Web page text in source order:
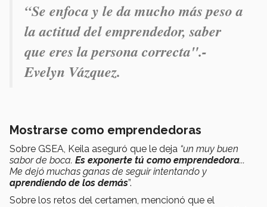
“Se enfoca y le da mucho más peso a
la actitud del emprendedor, saber
que eres la persona correcta".-
Evelyn Vázquez.
Mostrarse como emprendedoras
Sobre GSEA, Keila aseguró que le deja “un muy buen
sabor de boca. Es exponerte tú como emprendedora...
Me dejó muchas ganas de seguir intentando y
aprendiendo de los demás”.
Sobre los retos del certamen, mencionó que el